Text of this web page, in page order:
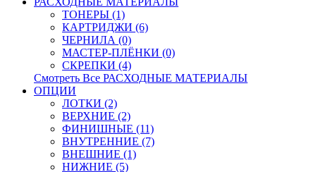
ТОНЕРЫ (1)
КАРТРИДЖИ (6)
ЧЕРНИЛА (0)
МАСТЕР-ПЛЁНКИ (0)
СКРЕПКИ (4)
Смотреть Все РАСХОДНЫЕ МАТЕРИАЛЫ
ОПЦИИ
ЛОТКИ (2)
ВЕРХНИЕ (2)
ФИНИШНЫЕ (11)
ВНУТРЕННИЕ (7)
ВНЕШНИЕ (1)
НИЖНИЕ (5)